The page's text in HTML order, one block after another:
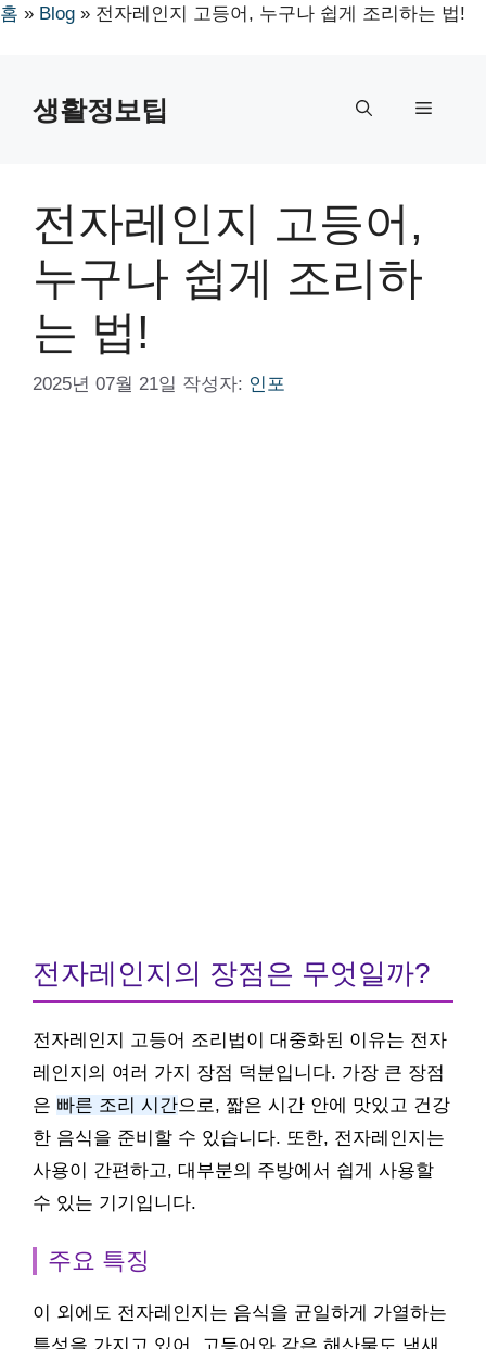
홈 » Blog » 전자레인지 고등어, 누구나 쉽게 조리하는 법!
생활정보팁 메
전자레인지 고등어,
누구나 쉽게 조리하
는 법!
2025년 07월 21일 작성자: 인포
전자레인지의 장점은 무엇일까?
전자레인지 고등어 조리법이 대중화된 이유는 전자
레인지의 여러 가지 장점 덕분입니다. 가장 큰 장점
은 빠른 조리 시간으로, 짧은 시간 안에 맛있고 건강
한 음식을 준비할 수 있습니다. 또한, 전자레인지는
사용이 간편하고, 대부분의 주방에서 쉽게 사용할
수 있는 기기입니다.
주요 특징
이 외에도 전자레인지는 음식을 균일하게 가열하는